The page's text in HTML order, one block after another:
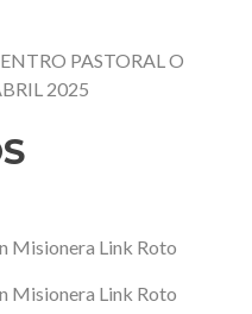
PASTORAL O
2025
Misionera Link Roto
Misionera Link Roto